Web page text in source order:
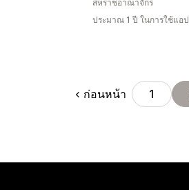
สหราชอาณาจักร
ประมาณ 1 ปี ในการใช้แอป
ก่อนหน้า 1